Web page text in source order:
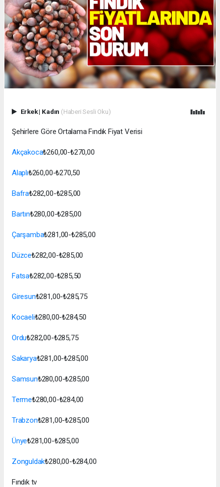
Erkek| Kadın (Haberi Sesli Oku)
Şehirlere Göre Ortalama Fındık Fiyat Verisi
Akçakoca₺260,00-₺270,00
Alaplı₺260,00-₺270,50
Bafra₺282,00-₺285,00
Bartın₺280,00-₺285,00
Çarşamba₺281,00-₺285,00
Düzce₺282,00-₺285,00
Fatsa₺282,00-₺285,50
Giresun₺281,00-₺285,75
Kocaeli₺280,00-₺284,50
Ordu₺282,00-₺285,75
Sakarya₺281,00-₺285,00
Samsun₺280,00-₺285,00
Terme₺280,00-₺284,00
Trabzon₺281,00-₺285,00
Ünye₺281,00-₺285,00
Zonguldak₺280,00-₺284,00
Fındık tv